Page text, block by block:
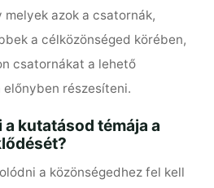
azok a csatornák,
a célközönséged körében,
csatornákat a lehető
részesíteni.
kutatásod témája a
a közönségedhez fel kell